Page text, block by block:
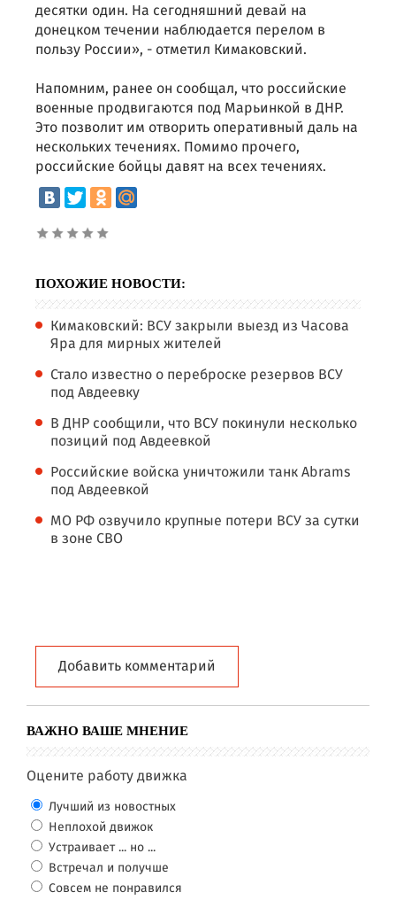
десятки один. На сегодняшний девай на
донецком течении наблюдается перелом в
пользу России», - отметил Кимаковский.
Напомним, ранее он сообщал, что российские
военные продвигаются под Марьинкой в ДНР.
Это позволит им отворить оперативный даль на
нескольких течениях. Помимо прочего,
российские бойцы давят на всех течениях.
ПОХОЖИЕ НОВОСТИ:
Кимаковский: ВСУ закрыли выезд из Часова
Яра для мирных жителей
Стало известно о переброске резервов ВСУ
под Авдеевку
В ДНР сообщили, что ВСУ покинули несколько
позиций под Авдеевкой
Российские войска уничтожили танк Abrams
под Авдеевкой
МО РФ озвучило крупные потери ВСУ за сутки
в зоне СВО
Добавить комментарий
ВАЖНО ВАШЕ МНЕНИЕ
Оцените работу движка
Лучший из новостных
Неплохой движок
Устраивает ... но ...
Встречал и получше
Совсем не понравился